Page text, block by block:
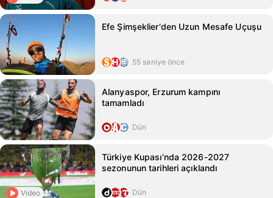
Efe Şimşeklier'den Uzun Mesafe Uçuşu
55 saniye önce
Alanyaspor, Erzurum kampını
tamamladı
Dün
Video
Türkiye Kupası’nda 2026-2027
sezonunun tarihleri açıklandı
Dün